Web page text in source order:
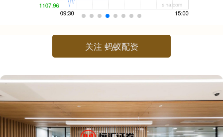
关注 蚂蚁配资